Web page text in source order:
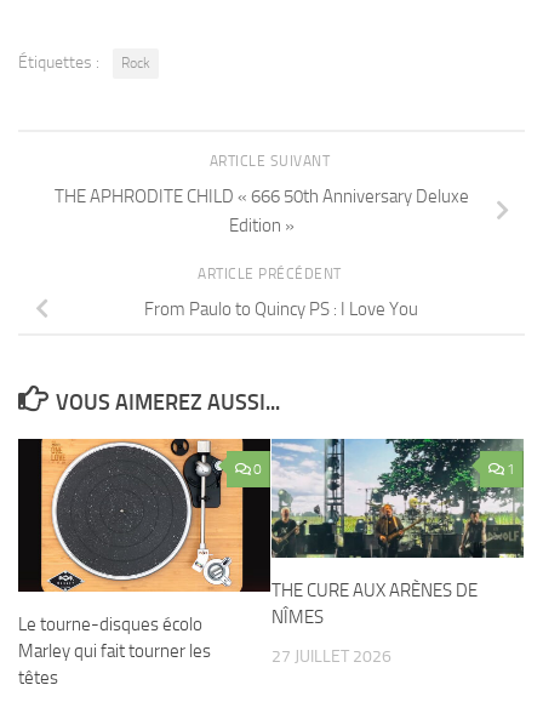
Étiquettes : Rock
ARTICLE SUIVANT
THE APHRODITE CHILD « 666 50th Anniversary Deluxe
Edition »
ARTICLE PRÉCÉDENT
From Paulo to Quincy PS : I Love You
VOUS AIMEREZ AUSSI...
0
Le tourne-disques écolo
Marley qui fait tourner les
têtes
1
THE CURE AUX ARÈNES DE
NÎMES
27 JUILLET 2026